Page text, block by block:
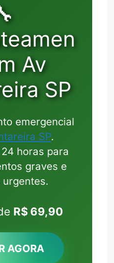
Av
SP
emergencial
SP.
horas para
graves e
R$ 69,90
AGORA